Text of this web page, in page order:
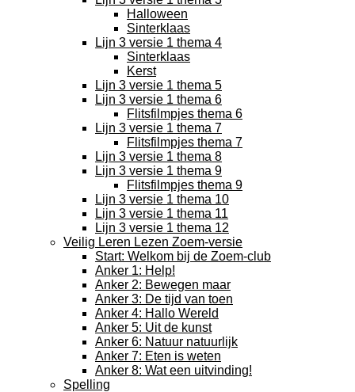
Halloween
Sinterklaas
Lijn 3 versie 1 thema 4
Sinterklaas
Kerst
Lijn 3 versie 1 thema 5
Lijn 3 versie 1 thema 6
Flitsfilmpjes thema 6
Lijn 3 versie 1 thema 7
Flitsfilmpjes thema 7
Lijn 3 versie 1 thema 8
Lijn 3 versie 1 thema 9
Flitsfilmpjes thema 9
Lijn 3 versie 1 thema 10
Lijn 3 versie 1 thema 11
Lijn 3 versie 1 thema 12
Veilig Leren Lezen Zoem-versie
Start: Welkom bij de Zoem-club
Anker 1: Help!
Anker 2: Bewegen maar
Anker 3: De tijd van toen
Anker 4: Hallo Wereld
Anker 5: Uit de kunst
Anker 6: Natuur natuurlijk
Anker 7: Eten is weten
Anker 8: Wat een uitvinding!
Spelling